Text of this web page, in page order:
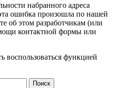
набранного адреса
ошибка произошла по нашей
об этом разработчикам (или
контактной формы или
воспользоваться функцией